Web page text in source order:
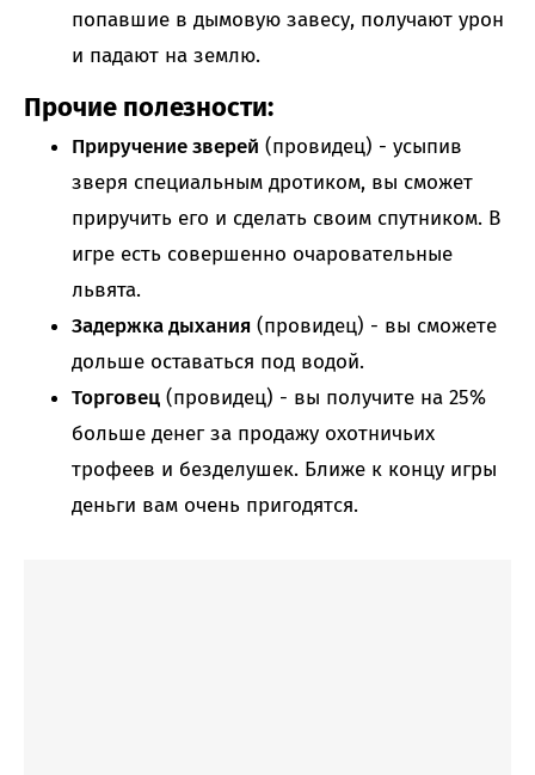
попавшие в дымовую завесу, получают урон
и падают на землю.
Прочие полезности:
Приручение зверей (провидец) - усыпив
зверя специальным дротиком, вы сможет
приручить его и сделать своим спутником. В
игре есть совершенно очаровательные
львята.
Задержка дыхания (провидец) - вы сможете
дольше оставаться под водой.
Торговец (провидец) - вы получите на 25%
больше денег за продажу охотничьих
трофеев и безделушек. Ближе к концу игры
деньги вам очень пригодятся.